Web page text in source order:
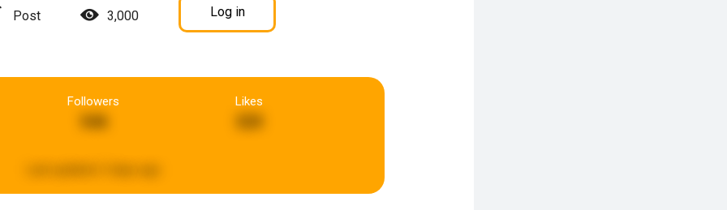
Post 3,000 Log in
Followers
546
Likes